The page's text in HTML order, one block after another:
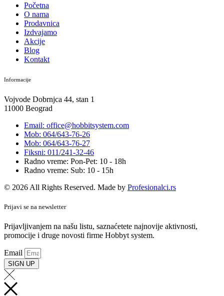
Početna
O nama
Prodavnica
Izdvajamo
Akcije
Blog
Kontakt
Informacije
Vojvode Dobrnjca 44, stan 1
11000 Beograd
Email: office@hobbitsystem.com
Mob: 064/643-76-26
Mob: 064/643-76-27
Fiksni: 011/241-32-46
Radno vreme: Pon-Pet: 10 - 18h
Radno vreme: Sub: 10 - 15h
© 2026 All Rights Reserved. Made by Profesionalci.rs
Prijavi se na newsletter
Prijavljivanjem na našu listu, saznaćetete najnovije aktivnosti,
promocije i druge novosti firme Hobbyt system.
Email
SIGN UP